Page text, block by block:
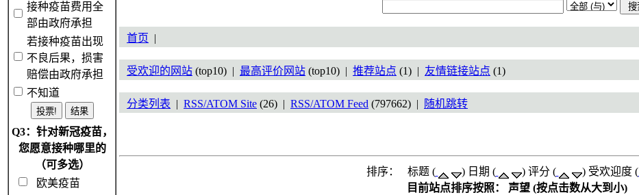
接种疫苗费用全
部由政府承担
若接种疫苗出现
不良后果，损害
赔偿由政府承担
不知道
Q3：针对新冠疫苗，
您愿意接种哪里的
（可多选）
欧美疫苗
首页 |
受欢迎的网站 (top10) | 最高评价网站 (top10) | 推荐站点 (1) | 友情链接站点 (1)
分类列表 | RSS/ATOM Site (26) | RSS/ATOM Feed (797662) | 随机跳转
排序： 标题 ( ) 日期 ( ) 评分 ( ) 受欢迎度 (
目前站点排序按照： 声望 (按点击数从大到小)